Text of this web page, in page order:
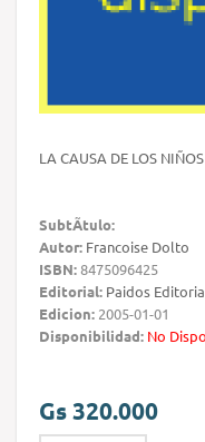
LA CAUSA DE LOS NIÑOS
SubtÃ­tulo:
Autor: Francoise Dolto
ISBN:8475096425
Editorial: Paidos
Edicion: 2005-01-01
Disponibilidad: No
Gs 320.000